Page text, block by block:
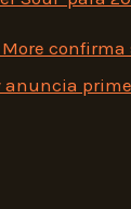
confirma
anuncia